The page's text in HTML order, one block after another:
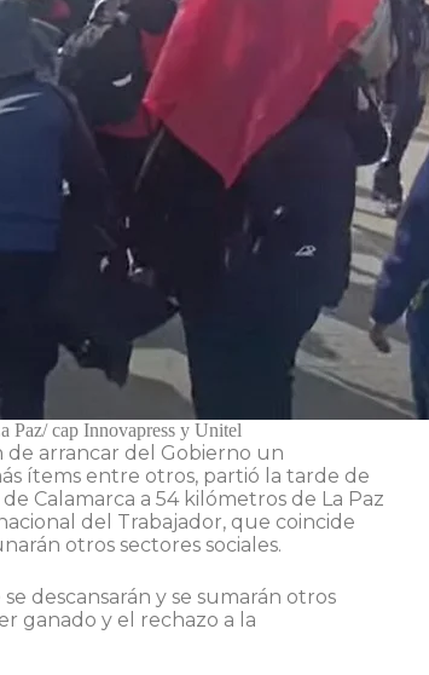
Paz/ cap Innovapress y Unitel
de arrancar del Gobierno un
ítems entre otros, partió la tarde de
Calamarca a 54 kilómetros de La Paz
del Trabajador, que coincide
otros sectores sociales.
descansarán y se sumarán otros
ganado y el rechazo a la